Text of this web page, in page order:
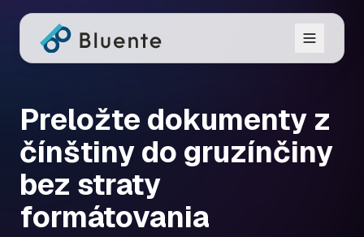
Preložte dokumenty z
čínštiny do gruzínčiny
bez straty
formátovania